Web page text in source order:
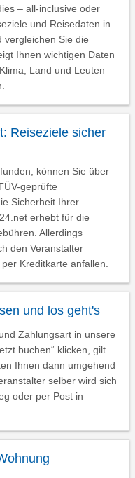
– all-inclusive oder
und Reisedaten in
vergleichen Sie die
Ihnen wichtigen Daten
Land und Leuten
Reiseziele sicher
können Sie über
geprüfte
Sicherheit Ihrer
erhebt für die
Allerdings
den Veranstalter
Kreditkarte anfallen.
und los geht's
Zahlungsart in unsere
buchen“ klicken, gilt
Ihnen dann umgehend
selber wird sich
oder per Post in